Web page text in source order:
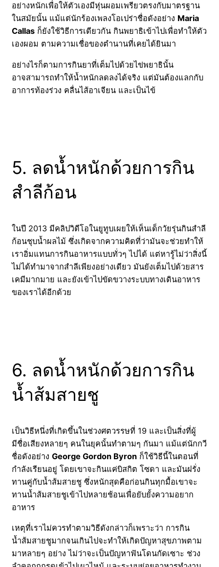
อย่างหนักเพื่อให้ตัวเองมีหุ่นผอมเพรียวตรงกับมาตรฐาน
ในสมัยนั้น แม้แต่นักร้องเพลงโอเปร่าชื่อดังอย่าง Maria
Callas ก็ยังใช้วิธีการเดียวกัน กินพยาธิเข้าไปเพื่อทำให้ตัว
เองผอม ตามความเชื่อของตำนานที่เคยได้ยินมา
อย่างไรก็ตามการกินยาที่เต็มไปด้วยไข่พยาธินั้น
อาจสามารถทำให้น้ำหนักลดลงได้จริง แต่มันต้องแลกกับ
อาการท้องร่วง คลื่นไส้อาเจียน และเป็นไข้
5. ลดน้ำหนักด้วยการกิน
สำลีก้อน
ในปี 2013 มีคลิปวิดีโอในยูทูบเผยให้เห็นเด็กวัยรุ่นกินสำลี
ก้อนชุบน้ำผลไม้ ซึ่งเกิดจากความคิดที่ว่ามันจะช่วยทำให้
เราอิ่มแทนการกินอาหารแบบทั่วๆ ไปได้ แต่หารู้ไม่ว่าสิ่งนี้
ไม่ได้ทำมาจากสำลีเพียงอย่างเดียว มันยังเต็มไปด้วยสาร
เคมีมากมาย และยังเข้าไปขัดขวางระบบทางเดินอาหาร
ของเราได้อีกด้วย
6. ลดน้ำหนักด้วยการกิน
น้ำส้มสายชู
เป็นวิธีหนึ่งที่เกิดขึ้นในช่วงศตวรรษที่ 19 และเป็นสิ่งที่ผู้
มีชื่อเสียงหลายๆ คนในยุคนั้นทำตามๆ กันมา แม้แต่นักกวี
ชื่อดังอย่าง George Gordon Byron ก็ใช้วิธีนี้ในตอนที่
กำลังเรียนอยู่ โดยเขาจะกินแค่บิสกิต โซดา และมันฝรั่ง
ทานคู่กับน้ำส้มสายชู ซึ่งหนักสุดคือก่อนกินทุกมื้อเขาจะ
ทานน้ำส้มสายชูเข้าไปหลายช้อนเพื่อยับยั้งความอยาก
อาหาร
เหตุที่เราไม่ควรทำตามวิธีดังกล่าวก็เพราะว่า การกิน
น้ำส้มสายชูมากจนเกินไปจะทำให้เกิดปัญหาสุขภาพตาม
มาหลายๆ อย่าง ไม่ว่าจะเป็นปัญหาฟันโดนกัดเซาะ ช่วง